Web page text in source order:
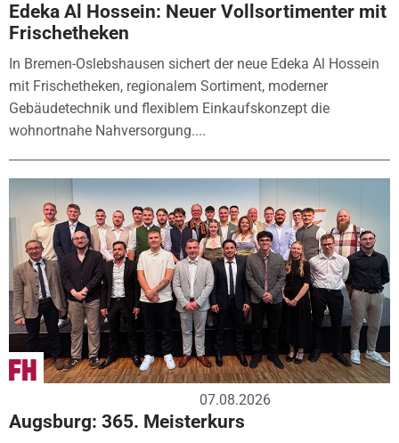
Edeka Al Hossein: Neuer Vollsortimenter mit
Frischetheken
In Bremen-Oslebshausen sichert der neue Edeka Al Hossein
mit Frischetheken, regionalem Sortiment, moderner
Gebäudetechnik und flexiblem Einkaufskonzept die
wohnortnahe Nahversorgung....
07.08.2026
Augsburg: 365. Meisterkurs